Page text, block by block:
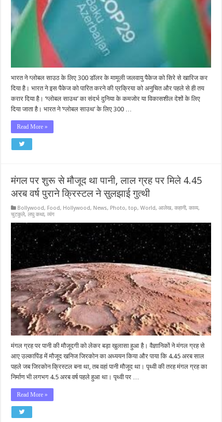
भारत ने ग्लोबल साउठ के लिए 300 डॉलर के मामूली जलवायु पैकेज को सिरे से खारिज कर
दिया है। भारत ने इस पैकेज को पारित करने की प्रक्रिया को अनुचित और पहले से ही तय
करार दिया है। ‘ग्लोबल साउथ’ का संदर्भ दुनिया के कमजोर या विकासशील देशों के लिए
दिया जाता है। भारत ने ‘ग्लोबल साउथ’ के लिए 300 …
Read More »
मंगल पर शुरू से मौजूद था पानी, लाल ग्रह पर मिले 4.45
अरब वर्ष पुराने क्रिस्टल ने सुलझाई गुत्थी
Bollywood, Food, Hollywood, News, Photo,top,World,आलेख,कहानी,काव्य,
चुटकुले,लघु कथा,व्यंग
मंगल ग्रह पर पानी की मौजूदगी को लेकर बड़ा खुलासा हुआ है। वैज्ञानिकों ने मंगल ग्रह से
आए उल्कापिंड में मौजूद खनिज जिरकोन का अध्ययन किया और पाया कि 4.45 अरब साल
पहले जब जिरकोन क्रिस्टल बना था, तब वहां पानी मौजूद था। पृथ्वी की तरह मंगल ग्रह का
निर्माण भी लगभग 4.5 अरब वर्ष पहले हुआ था। पृथ्वी पर …
Read More »